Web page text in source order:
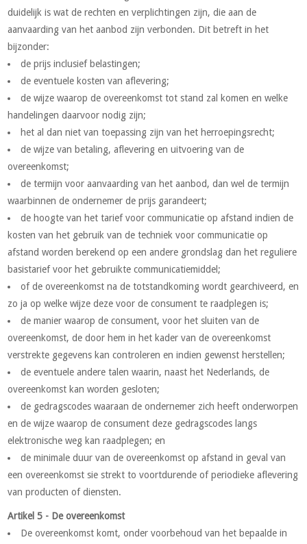
duidelijk is wat de rechten en verplichtingen zijn, die aan de
aanvaarding van het aanbod zijn verbonden. Dit betreft in het
bijzonder:
de prijs inclusief belastingen;
de eventuele kosten van aflevering;
de wijze waarop de overeenkomst tot stand zal komen en welke
handelingen daarvoor nodig zijn;
het al dan niet van toepassing zijn van het herroepingsrecht;
de wijze van betaling, aflevering en uitvoering van de
overeenkomst;
de termijn voor aanvaarding van het aanbod, dan wel de termijn
waarbinnen de ondernemer de prijs garandeert;
de hoogte van het tarief voor communicatie op afstand indien de
kosten van het gebruik van de techniek voor communicatie op
afstand worden berekend op een andere grondslag dan het reguliere
basistarief voor het gebruikte communicatiemiddel;
of de overeenkomst na de totstandkoming wordt gearchiveerd, en
zo ja op welke wijze deze voor de consument te raadplegen is;
de manier waarop de consument, voor het sluiten van de
overeenkomst, de door hem in het kader van de overeenkomst
verstrekte gegevens kan controleren en indien gewenst herstellen;
de eventuele andere talen waarin, naast het Nederlands, de
overeenkomst kan worden gesloten;
de gedragscodes waaraan de ondernemer zich heeft onderworpen
en de wijze waarop de consument deze gedragscodes langs
elektronische weg kan raadplegen; en
de minimale duur van de overeenkomst op afstand in geval van
een overeenkomst sie strekt to voortdurende of periodieke aflevering
van producten of diensten.
Artikel 5 - De overeenkomst
De overeenkomst komt, onder voorbehoud van het bepaalde in